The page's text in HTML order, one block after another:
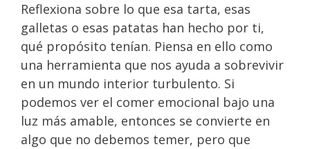
Reflexiona sobre lo que esa tarta, esas
galletas o esas patatas han hecho por ti,
qué propósito tenían. Piensa en ello como
una herramienta que nos ayuda a sobrevivir
en un mundo interior turbulento. Si
podemos ver el comer emocional bajo una
luz más amable, entonces se convierte en
algo que no debemos temer, pero que